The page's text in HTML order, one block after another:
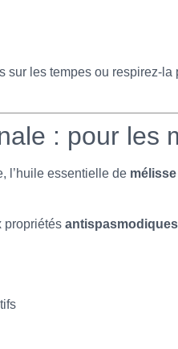
sur les tempes ou respirez-
: pour les
l’huile essentielle de mélisse
propriétés